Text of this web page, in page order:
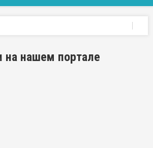
на нашем портале